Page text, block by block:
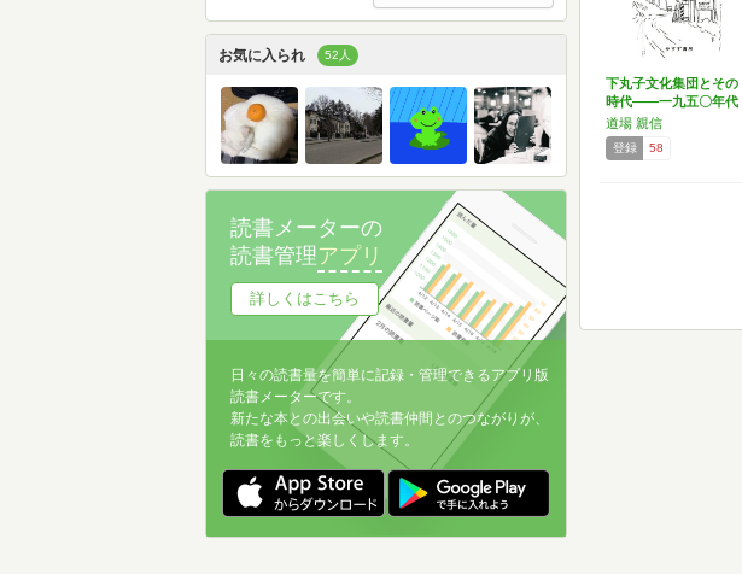
下丸子文化集団とその
時代――一九五〇年代
サー…
道場 親信
登録 58
お気に入られ 52人
読書メーターの
読書管理アプリ
詳しくはこちら
日々の読書量を簡単に記録・管理できるアプリ版
読書メーターです。
新たな本との出会いや読書仲間とのつながりが、
読書をもっと楽しくします。